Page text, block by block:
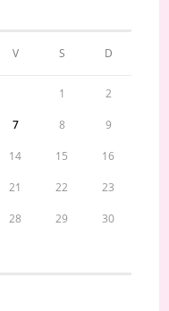
V S D
1 2
7 8 9
14 15 16
21 22 23
28 29 30